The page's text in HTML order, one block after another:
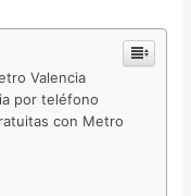
Valencia
por teléfono
con Metro